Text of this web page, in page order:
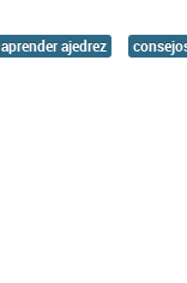
aprender ajedrez